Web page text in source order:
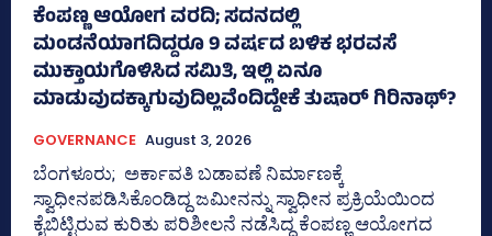
ಕೆಂಪಣ್ಣ ಆಯೋಗ ವರದಿ; ಸದನದಲ್ಲಿ
ಮಂಡನೆಯಾಗದಿದ್ದರೂ 9 ವರ್ಷದ ಬಳಿಕ ಭರವಸೆ
ಮುಕ್ತಾಯಗೊಳಿಸಿದ ಸಮಿತಿ, ಇಲ್ಲಿ ಏನೂ
ಮಾಡುವುದಕ್ಕಾಗುವುದಿಲ್ಲವೆಂದಿದ್ದೇಕೆ ತುಷಾರ್ ಗಿರಿನಾಥ್?
GOVERNANCE August 3, 2026
ಬೆಂಗಳೂರು; ಅರ್ಕಾವತಿ ಬಡಾವಣೆ ನಿರ್ಮಾಣಕ್ಕೆ
ಸ್ವಾಧೀನಪಡಿಸಿಕೊಂಡಿದ್ದ ಜಮೀನನ್ನು ಸ್ವಾಧೀನ ಪ್ರಕ್ರಿಯೆಯಿಂದ
ಕೈಬಿಟ್ಟಿರುವ ಕುರಿತು ಪರಿಶೀಲನೆ ನಡೆಸಿದ್ದ ಕೆಂಪಣ್ಣ ಆಯೋಗದ